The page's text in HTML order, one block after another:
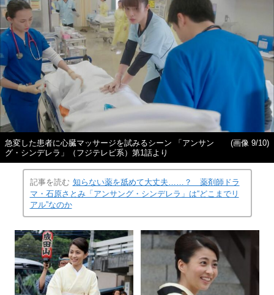
急変した患者に心臓マッサージを試みるシーン 「アンサン
グ・シンデレラ」（フジテレビ系）第1話より
(画像 9/10)
記事を読む 知らない薬を舐めて大丈夫……？ 薬剤師ドラ
マ・石原さとみ「アンサング・シンデレラ」は“どこまでリ
アル”なのか